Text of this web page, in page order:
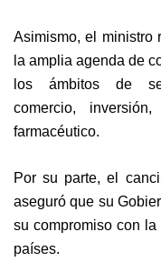
Asimismo, el ministro
la amplia agenda de
los ámbitos de
comercio,
farmacéutico.
Por su parte, el
aseguró que su
su compromiso con
países.